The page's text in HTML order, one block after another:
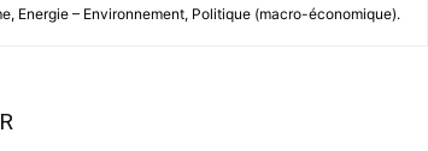
Energie – Environnement, Politique (macro-économique).